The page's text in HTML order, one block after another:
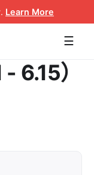
. Learn More
☰
6.15）